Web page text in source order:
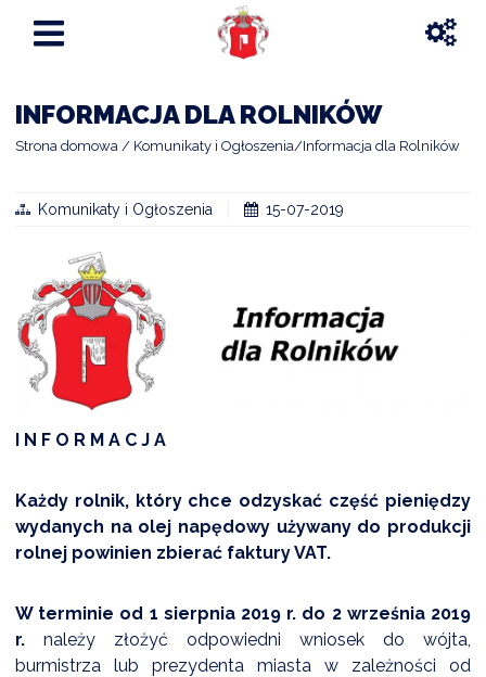
OBSŁUGI
INFORMACJA DLA ROLNIKÓW
Strona domowa Komunikaty i Ogłoszenia Informacja dla Rolników
Komunikaty i Ogłoszenia 15-07-2019
I N F O R M A C J A
Każdy rolnik, który chce odzyskać część pieniędzy
wydanych na olej napędowy używany do produkcji
rolnej powinien zbierać faktury VAT.
W terminie od 1 sierpnia 2019 r. do 2 września 2019
r. należy złożyć odpowiedni wniosek do wójta,
burmistrza lub prezydenta miasta w zależności od